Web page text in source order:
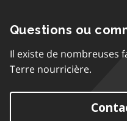
Questions ou
Il existe de nombreuses
Terre nourricière.